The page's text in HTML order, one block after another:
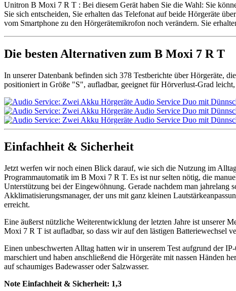
Unitron B Moxi 7 R T : Bei diesem Gerät haben Sie die Wahl: Sie
Sie sich entscheiden, Sie erhalten das Telefonat auf beide Hörgeräte
vom Smartphone zu den Hörgerätemikrofon noch verändern. Sie
Die besten Alternativen zum B Moxi 7 R T
In unserer Datenbank befinden sich 378 Testberichte über Hörgeräte,
positioniert in Größe "S", aufladbar, geeignet für Hörverlust-Grad
Einfachheit & Sicherheit
Jetzt werfen wir noch einen Blick darauf, wie sich die Nutzung im
Programmautomatik im B Moxi 7 R T. Es ist nur selten nötig, die
Unterstützung bei der Eingewöhnung. Gerade nachdem man jahrelang
Akklimatisierungsmanager, der uns mit ganz kleinen
erreicht.
Eine äußerst nützliche Weiterentwicklung der letzten Jahre ist unserer
Moxi 7 R T ist aufladbar, so dass wir auf den lästigen Batteriewechsel
Einen unbeschwerten Alltag hatten wir in unserem Test aufgrund der
marschiert und haben anschließend die Hörgeräte mit nassen Händen
auf schaumiges Badewasser oder Salzwasser.
Note Einfachheit & Sicherheit: 1,3